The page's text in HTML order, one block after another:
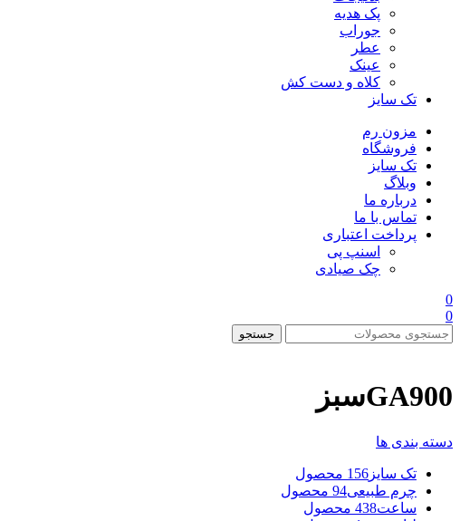
پک هدیه
جوراب
عطر
عینک
کلاه و دست کش
تک سایز
مزون رم
فروشگاه
تک سایز
وبلاگ
درباره ما
تماس با ما
پرداخت اعتباری
اسنپ پی
چک صیادی
0
0
جستجو
GA900سبز
دسته بندی ها
تک سایز 156 محصول
چرم طبیعی94 محصول
ساعت438 محصول